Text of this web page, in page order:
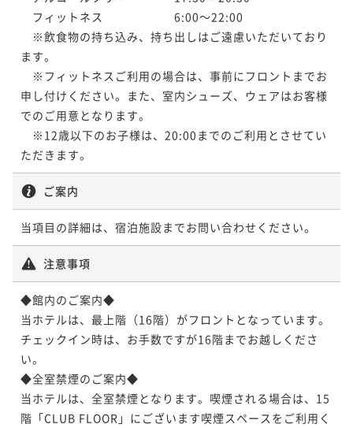
フィットネス　　　　　　6:00～22:00
※飲食物の持ち込み、持ち出しはご遠慮いただいており
ます。
※フィットネスご利用の場合は、事前にフロントまでお
申し付けください。また、室内シューズ、ウェアはお客様
でのご用意となります。
※12歳以下のお子様は、20:00までのご利用とさせてい
ご案内
当項目の詳細は、宿泊施設までお問い合わせください。
注意事項
◆館内のご案内◆
当ホテルは、最上階（16階）がフロントとなっています。
チェックイン時は、お手数ですが16階までお越しくださ
い。
◆全室禁煙のご案内◆
当ホテルは、全室禁煙となります。喫煙される場合は、15
階「CLUB FLOOR」にございます喫煙スペースをご利用く